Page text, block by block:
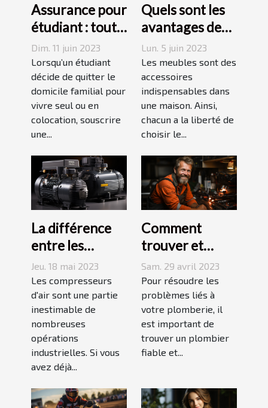
Assurance pour
étudiant : tout
ce qu’il faut
savoir avant de
choisir
Dim. 11 juin 2023
Lorsqu’un étudiant
décide de quitter le
domicile familial pour
vivre seul ou en
colocation, souscrire
une...
Quels sont les
avantages des
tables basses
industrielles ?
Lun. 5 juin 2023
Les meubles sont des
accessoires
indispensables dans
une maison. Ainsi,
chacun a la liberté de
choisir le...
La différence
entre les
compresseurs à
piston et à vis
Jeu. 18 mai 2023
Les compresseurs
d'air sont une partie
inestimable de
nombreuses
opérations
industrielles. Si vous
avez déjà...
Comment
trouver et
choisir un bon
plombier à Evry
?
Sam. 29 avril 2023
Pour résoudre les
problèmes liés à
votre plomberie, il
est important de
trouver un plombier
fiable et...